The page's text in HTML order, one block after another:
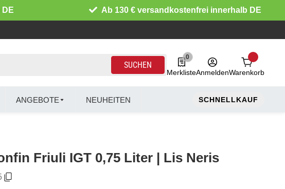
Ab 130 € versandkostenfrei innerhalb DE
SUCHEN
0
0 Produkte in der Liste
MerklisteAnmeldenWarenkorb
ANGEBOTE NEUHEITEN SCHNELLKAUF
Friuli IGT 0,75 Liter | Lis Neris